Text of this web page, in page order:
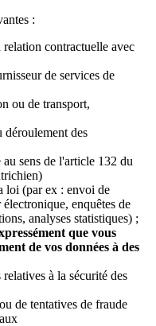
:
contractuelle avec
de services de
ou de transport,
déroulement des
sens de l'article 132 du
loi (par ex : envoi de
enquêtes de
analyses statistiques) ;
que vous
de vos données à des
à la sécurité des
de tentatives de fraude